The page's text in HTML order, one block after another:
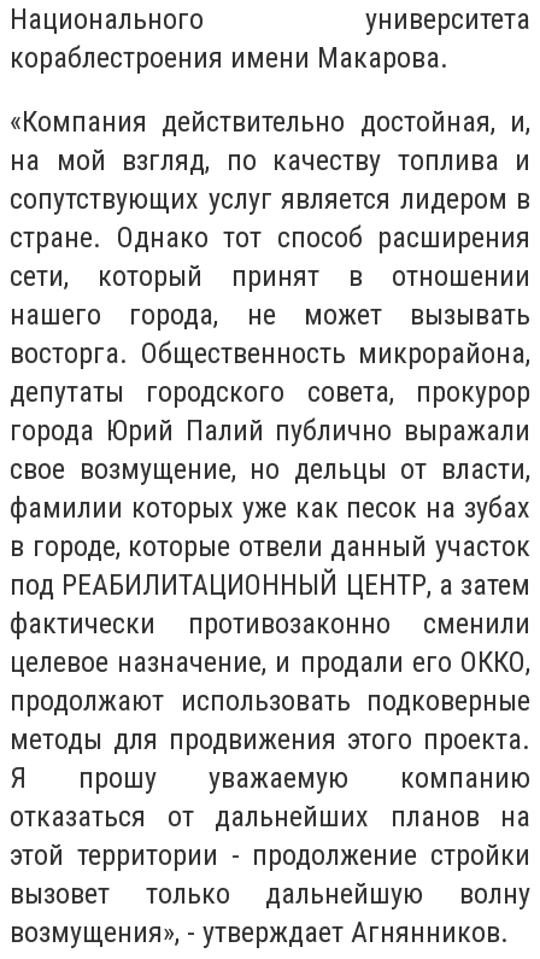
Национального университета
кораблестроения имени Макарова.
«Компания действительно достойная, и,
на мой взгляд, по качеству топлива и
сопутствующих услуг является лидером в
стране. Однако тот способ расширения
сети, который принят в отношении
нашего города, не может вызывать
восторга. Общественность микрорайона,
депутаты городского совета, прокурор
города Юрий Палий публично выражали
свое возмущение, но дельцы от власти,
фамилии которых уже как песок на зубах
в городе, которые отвели данный участок
под РЕАБИЛИТАЦИОННЫЙ ЦЕНТР, а затем
фактически противозаконно сменили
целевое назначение, и продали его ОККО,
продолжают использовать подковерные
методы для продвижения этого проекта.
Я прошу уважаемую компанию
отказаться от дальнейших планов на
этой территории - продолжение стройки
вызовет только дальнейшую волну
возмущения», - утверждает Агнянников.